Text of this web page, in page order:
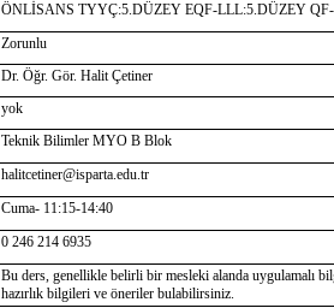
ÖNLİSANS TYYÇ:5.DÜZEY EQF-LLL:5.DÜZEY
Zorunlu
Dr. Öğr. Gör. Halit Çetiner
yok
Teknik Bilimler MYO B Blok
halitcetiner@isparta.edu.tr
Cuma- 11:15-14:40
0 246 214 6935
Bu ders, genellikle belirli bir mesleki alanda uygulamalı
hazırlık bilgileri ve öneriler bulabilirsiniz.